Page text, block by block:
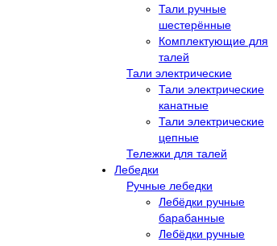
Тали ручные
шестерённые
Комплектующие для
талей
Тали электрические
Тали электрические
канатные
Тали электрические
цепные
Тележки для талей
Лебедки
Ручные лебедки
Лебёдки ручные
барабанные
Лебёдки ручные